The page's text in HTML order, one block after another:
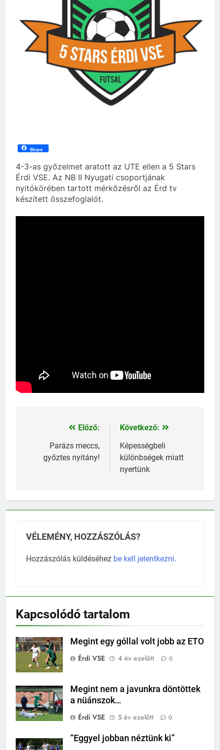
Share
4-3-as győzelmet aratott az UTE ellen a 5 Stars
Érdi VSE. Az NB II Nyugati csoportjának
nyitókörében tartott mérkőzésről az Érd tv
készített összefoglalót.
Bejegyzés
navigáció
Előző:
Parázs meccs,
győztes nyitány!
Következő:
Képességbeli
különbségek miatt
nyertünk
VÉLEMÉNY, HOZZÁSZÓLÁS?
Hozzászólás küldéséhez be kell jelentkezni.
Kapcsolódó tartalom
Megint egy góllal volt jobb az ETO
Érdi VSE
4 év ezelőtt 0
Megint nem a javunkra döntöttek
a nüánszok…
Érdi VSE
5 év ezelőtt 0
“Eggyel jobban néztünk ki”